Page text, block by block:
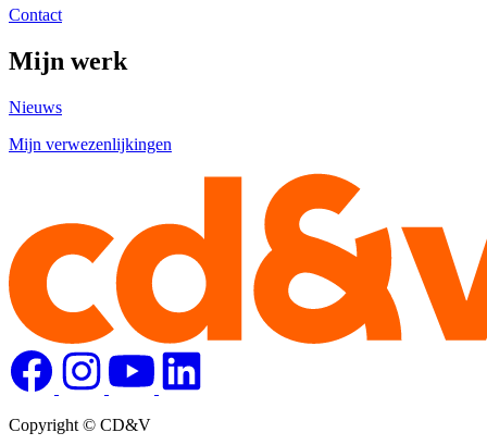
Contact
Mijn werk
Nieuws
Mijn verwezenlijkingen
Copyright © CD&V